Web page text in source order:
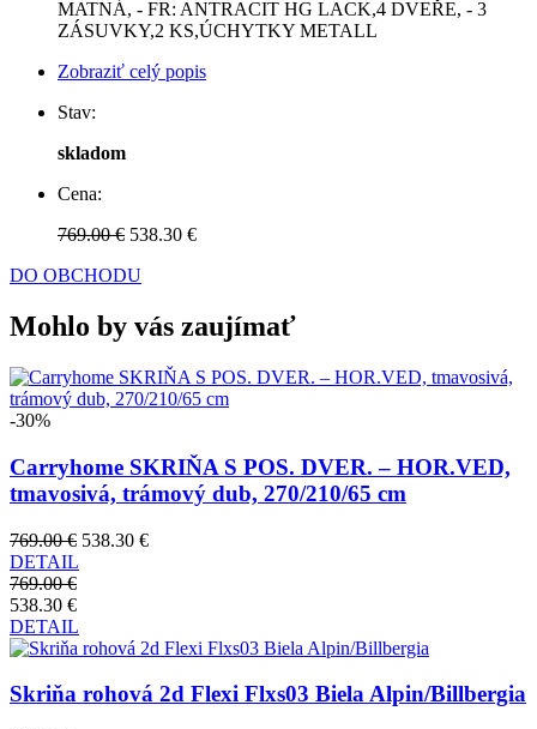
MATNÁ, - FR: ANTRACIT HG LACK,4 DVEŘE, - 3
ZÁSUVKY,2 KS,ÚCHYTKY METALL
Zobraziť celý popis
Stav:
skladom
Cena:
769.00 € 538.30 €
DO OBCHODU
Mohlo by vás zaujímať
-30%
Carryhome SKRIŇA S POS. DVER. – HOR.VED,
tmavosivá, trámový dub, 270/210/65 cm
769.00 € 538.30 €
DETAIL
769.00 €
538.30 €
DETAIL
Skriňa rohová 2d Flexi Flxs03 Biela Alpin/Billbergia